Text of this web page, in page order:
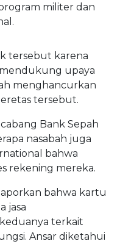
militer dan
tersebut karena
upaya
menghancurkan
tersebut.
Bank Sepah
nasabah juga
bahwa
rekening mereka.
bahwa kartu
jasa
terkait
Ansar diketahui